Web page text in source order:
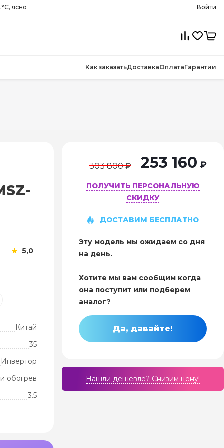
ясно Войти
Как заказатьДоставкаОплатаГарантии
5,0
Китай
35
Инвертор
обогрев
3.5
303 800 ₽ 253 160 ₽
ПОЛУЧИТЬ ПЕРСОНАЛЬНУЮ
СКИДКУ
ДОСТАВИМ БЕСПЛАТНО
Эту модель мы ожидаем со дня
на день.
Хотите мы вам сообщим когда
она поступит или подберем
аналог?
Да, давайте!
Нашли дешевле? Cнизим цену!